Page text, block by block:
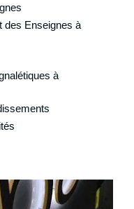
des Enseignes à
à